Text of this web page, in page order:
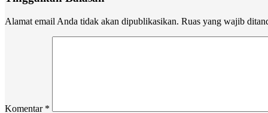
Alamat email Anda tidak akan dipublikasikan. Ruas yang wajib
Komentar *